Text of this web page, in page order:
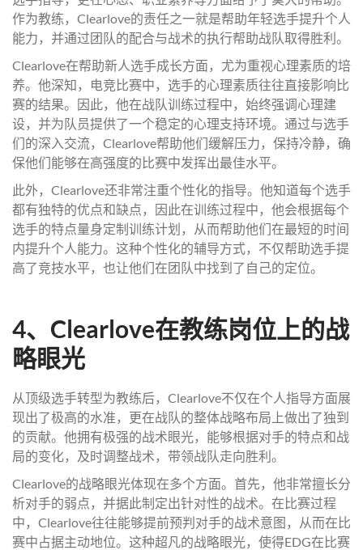
作为教练，Clearlove的责任之一就是帮助年轻选手提升个人
能力，并通过团队的配合与战术的执行帮助战队取得胜利。
Clearlove在帮助新人选手成长方面，尤为重视心理素质的培
养。他深知，电竞比赛中，选手的心理素质往往直接影响比
赛的结果。因此，他在战队训练过程中，始终强调心理建
设，并为队员提供了一个稳定的心理支持环境。通过与选手
们的深入交流，Clearlove帮助他们缓解压力，保持冷静，确
保他们能够在高强度的比赛中发挥出最佳水平。
此外，Clearlove还非常注重个性化的指导。他知道每个选手
都有独特的优点和缺点，因此在训练过程中，他会根据每个
选手的特点量身定制训练计划，从而帮助他们在最短的时间
内提升个人能力。这种个性化的辅导方式，不仅帮助选手提
高了竞技水平，也让他们在团队中找到了自己的定位。
4、Clearlove在教练岗位上的战
略眼光
从顶级选手转型为教练后，Clearlove不仅在个人指导方面展
现出了极高的水准，更在战队的整体战略布局上做出了独到
的贡献。他拥有极强的战术眼光，能够根据对手的特点和战
局的变化，及时调整战术，带领战队走向胜利。
Clearlove的战略眼光体现在多个方面。首先，他非常擅长分
析对手的弱点，并据此制定出针对性的战术。在比赛过程
中，Clearlove往往能够提前预判对手的战术意图，从而在比
赛中占据主动地位。这种超凡的战略眼光，使得EDG在比赛